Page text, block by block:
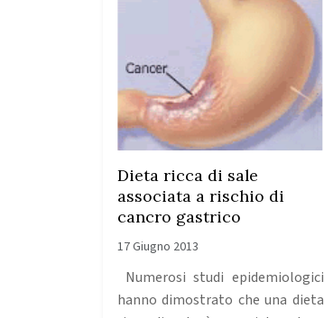
Dieta ricca di sale
associata a rischio di
cancro gastrico
17 Giugno 2013
Numerosi studi epidemiologici
hanno dimostrato che una dieta